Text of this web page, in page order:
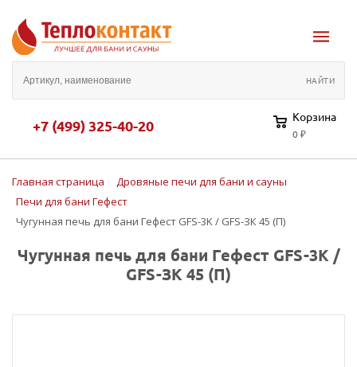
+7 (499) 325-40-20 Корзина
0 ₽
Главная страница
Дровяные печи для бани и сауны
Печи для бани Гефест
Чугунная печь для бани Гефест GFS-3K / GFS-ЗК 45 (П)
Чугунная печь для бани Гефест GFS-3K /
GFS-ЗК 45 (П)